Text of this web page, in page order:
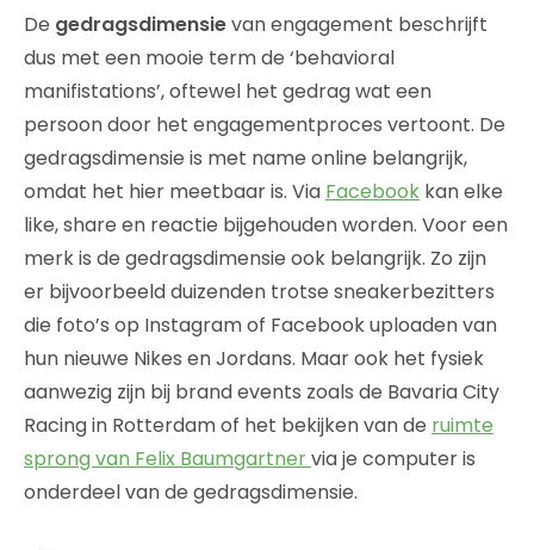
De gedragsdimensievan engagement beschrijft
dus met een mooie term de ‘behavioral
manifistations’, oftewel het gedrag wat een
persoon door het engagementproces vertoont. De
gedragsdimensie is met name online belangrijk,
omdat het hier meetbaar is. Via Facebook kan elke
like, share en reactie bijgehouden worden. Voor een
merk is de gedragsdimensie ook belangrijk. Zo zijn
er bijvoorbeeld duizenden trotse sneakerbezitters
die foto’s op Instagram of Facebook uploaden van
hun nieuwe Nikes en Jordans. Maar ook het fysiek
aanwezig zijn bij brand events zoals de Bavaria City
Racing in Rotterdam of het bekijken van de ruimte
sprong van Felix Baumgartnervia je computer is
onderdeel van de gedragsdimensie.